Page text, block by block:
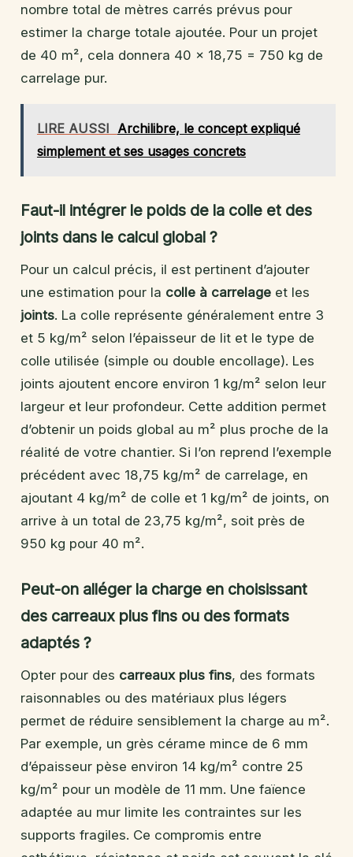
nombre total de mètres carrés prévus pour
estimer la charge totale ajoutée. Pour un projet
de 40 m², cela donnera 40 × 18,75 = 750 kg de
carrelage pur.
LIRE AUSSI Archilibre, le concept expliqué
simplement et ses usages concrets
Faut-il intégrer le poids de la colle et des
joints dans le calcul global ?
Pour un calcul précis, il est pertinent d’ajouter
une estimation pour la colle à carrelage et les
joints. La colle représente généralement entre 3
et 5 kg/m² selon l’épaisseur de lit et le type de
colle utilisée (simple ou double encollage). Les
joints ajoutent encore environ 1 kg/m² selon leur
largeur et leur profondeur. Cette addition permet
d’obtenir un poids global au m² plus proche de la
réalité de votre chantier. Si l’on reprend l’exemple
précédent avec 18,75 kg/m² de carrelage, en
ajoutant 4 kg/m² de colle et 1 kg/m² de joints, on
arrive à un total de 23,75 kg/m², soit près de
950 kg pour 40 m².
Peut-on alléger la charge en choisissant
des carreaux plus fins ou des formats
adaptés ?
Opter pour des carreaux plus fins, des formats
raisonnables ou des matériaux plus légers
permet de réduire sensiblement la charge au m².
Par exemple, un grès cérame mince de 6 mm
d’épaisseur pèse environ 14 kg/m² contre 25
kg/m² pour un modèle de 11 mm. Une faïence
adaptée au mur limite les contraintes sur les
supports fragiles. Ce compromis entre